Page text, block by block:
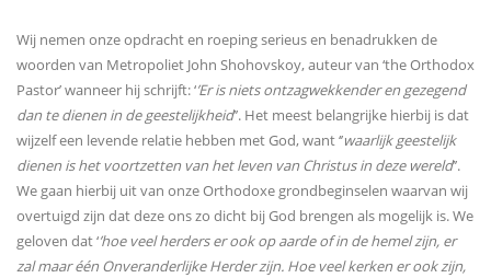
Wij nemen onze opdracht en roeping serieus en benadrukken de
woorden van Metropoliet John Shohovskoy, auteur van ‘the Orthodox
Pastor’ wanneer hij schrijft: ‘’Er is niets ontzagwekkender en gezegend
dan te dienen in de geestelijkheid’’. Het meest belangrijke hierbij is dat
wijzelf een levende relatie hebben met God, want ‘’waarlijk geestelijk
dienen is het voortzetten van het leven van Christus in deze wereld’’.
We gaan hierbij uit van onze Orthodoxe grondbeginselen waarvan wij
overtuigd zijn dat deze ons zo dicht bij God brengen als mogelijk is. We
geloven dat ‘’hoe veel herders er ook op aarde of in de hemel zijn, er
zal maar één Onveranderlijke Herder zijn. Hoe veel kerken er ook zijn,